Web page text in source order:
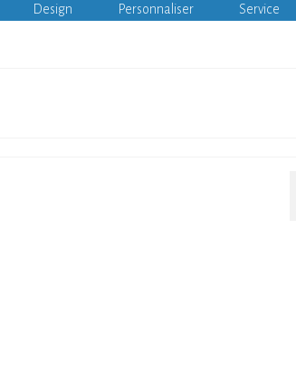
Design Personnaliser Service